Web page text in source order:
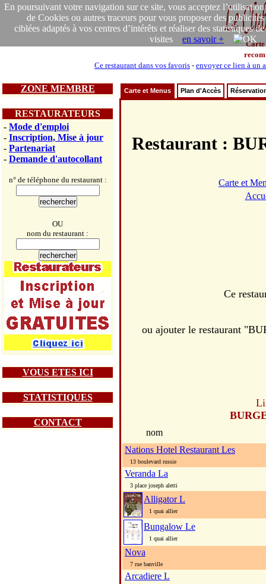
En poursuivant votre navigation sur ce site, vous acceptez l’utilisation
de Cookies ou autres traceurs pour vous proposer des publicités
ciblées adaptés à vos centres d’intérêts et réaliser des statistiques de
visites en savoir +
Carte
Ce restaurant dans vos favoris - envoyer ce lien à un
ZONE MEMBRE
RESTAURATEURS
- Mode d'emploi
- Inscription, Mise à jour
- Partenariat
- Demande d'autocollant
n° de téléphone du restaurant :
OU
nom du restaurant :
VOUS ETES ICI
STATISTIQUES
CONTACT
Carte et Menus Plan d'Accès
Restaurant :
Carte et
Ce
ou ajouter le restaurant
nom
Nations Hotel Restaurant Les
13 boulevard russie
Veranda La
3 place joseph aletti
Alligator L
1 quai allier
Bungalow Le
1 quai allier
Nova
7 rue banville
Arcadiere L